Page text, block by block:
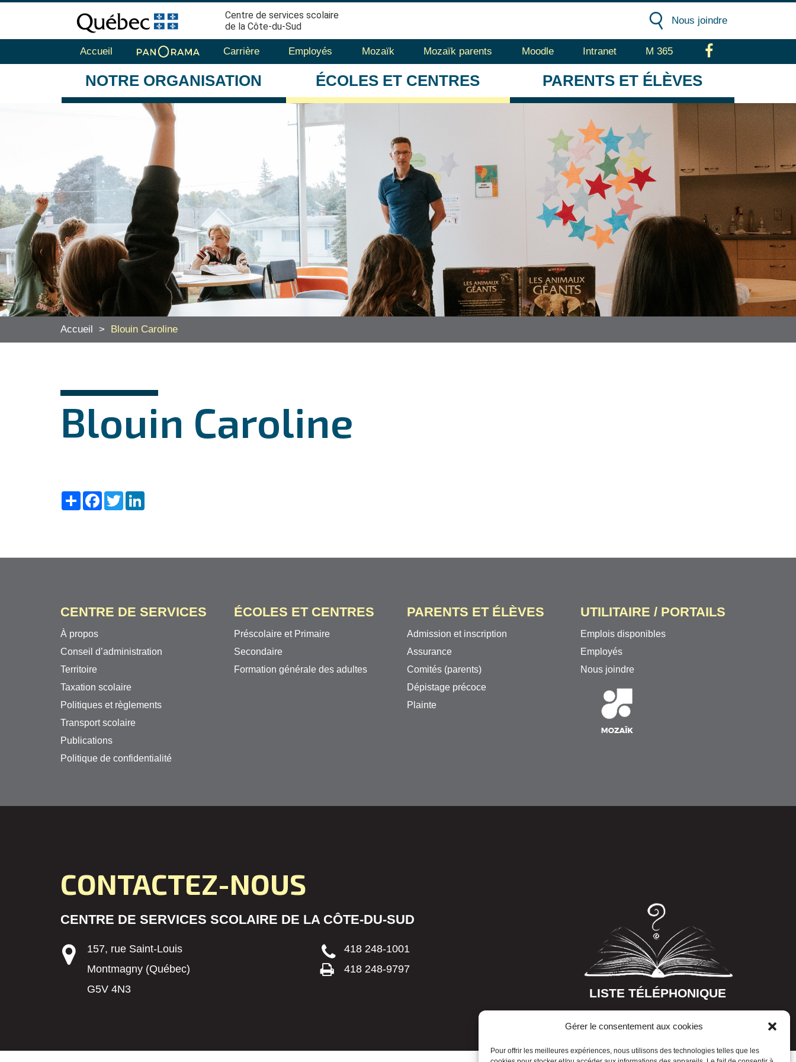
Gérer le consentement aux cookies
Pour offrir les meilleures expériences, nous utilisons des technologies telles que les
Centre de services scolaire
de la Côte-du-Sud
Nous joindre
Accueil Carrière Employés Mozaïk Mozaïk parents Moodle Intranet M 365
NOTRE ORGANISATION ÉCOLES ET CENTRES PARENTS ET ÉLÈVES
Accueil > Blouin Caroline
Blouin Caroline
ShareFacebook
Twitter
CENTRE DE SERVICES
À propos
Conseil d’administration
Territoire
Taxation scolaire
Politiques et règlements
Transport scolaire
Publications
Politique de confidentialité
ÉCOLES ET CENTRES
Préscolaire et Primaire
Secondaire
Formation générale des adultes
PARENTS ET ÉLÈVES
Admission et inscription
Assurance
Comités (parents)
Dépistage précoce
Plainte
UTILITAIRE / PORTAILS
Emplois disponibles
Employés
Nous joindre
CONTACTEZ-NOUS
CENTRE DE SERVICES SCOLAIRE DE LA CÔTE-DU-SUD
157, rue Saint-Louis
Montmagny (Québec)
G5V 4N3
418 248-1001
418 248-9797
LISTE TÉLÉPHONIQUE